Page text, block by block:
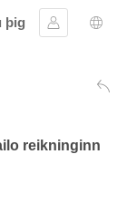
þig
Skráðu þig
reikninginn